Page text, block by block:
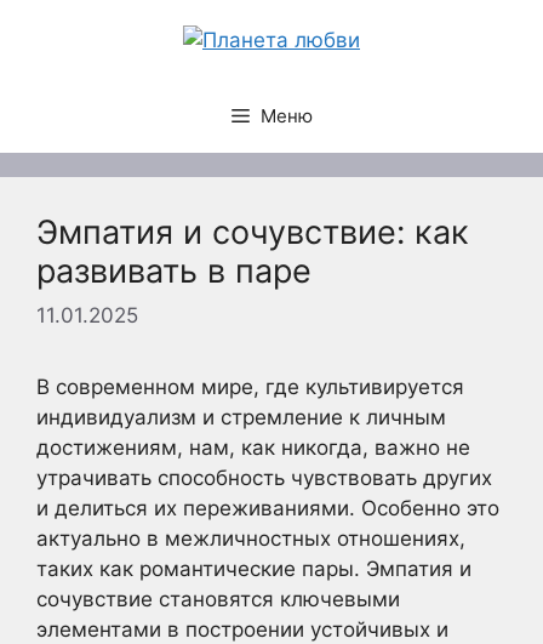
Меню
Эмпатия и сочувствие: как
развивать в паре
11.01.2025
В современном мире, где культивируется
индивидуализм и стремление к личным
достижениям, нам, как никогда, важно не
утрачивать способность чувствовать других
и делиться их переживаниями. Особенно это
актуально в межличностных отношениях,
таких как романтические пары. Эмпатия и
сочувствие становятся ключевыми
элементами в построении устойчивых и